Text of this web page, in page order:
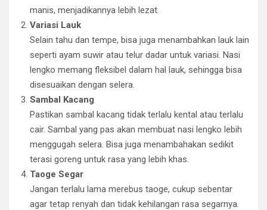
manis, menjadikannya lebih lezat.
Variasi Lauk
Selain tahu dan tempe, bisa juga menambahkan lauk lain
seperti ayam suwir atau telur dadar untuk variasi. Nasi
lengko memang fleksibel dalam hal lauk, sehingga bisa
disesuaikan dengan selera.
Sambal Kacang
Pastikan sambal kacang tidak terlalu kental atau terlalu
cair. Sambal yang pas akan membuat nasi lengko lebih
menggugah selera. Bisa juga menambahakan sedikit
terasi goreng untuk rasa yang lebih khas.
Taoge Segar
Jangan terlalu lama merebus taoge, cukup sebentar
agar tetap renyah dan tidak kehilangan rasa segarnya.